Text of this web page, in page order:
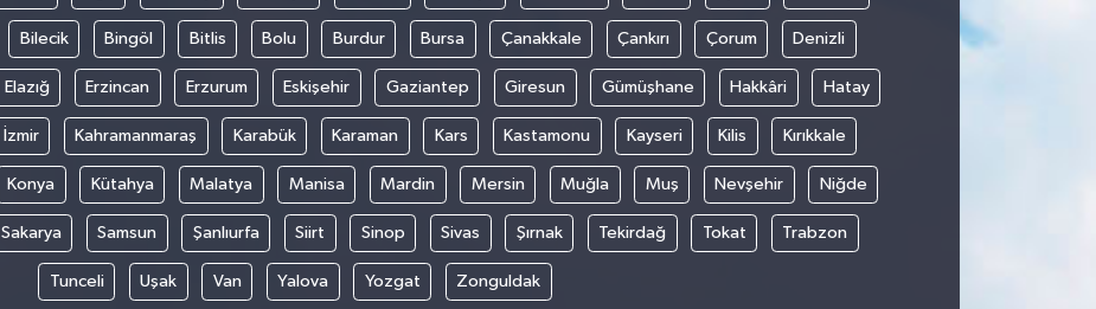
Bilecik Bingöl Bitlis Bolu Burdur Bursa Çanakkale Çankırı Çorum Denizli
Elazığ Erzincan Erzurum Eskişehir Gaziantep Giresun Gümüşhane Hakkâri Hatay
İzmir Kahramanmaraş Karabük Karaman Kars Kastamonu Kayseri Kilis Kırıkkale
Konya Kütahya Malatya Manisa Mardin Mersin Muğla Muş Nevşehir Niğde
Sakarya Samsun Şanlıurfa Siirt Sinop Sivas Şırnak Tekirdağ Tokat Trabzon
Tunceli Uşak Van Yalova Yozgat Zonguldak